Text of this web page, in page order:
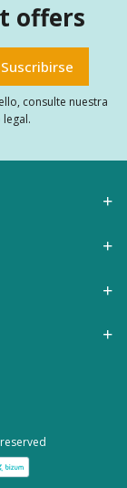
offers
consulte nuestra